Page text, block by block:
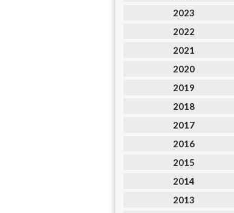
2023
2022
2021
2020
2019
2018
2017
2016
2015
2014
2013